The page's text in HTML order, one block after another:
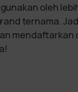
oleh
ternama.
mendaftarkan